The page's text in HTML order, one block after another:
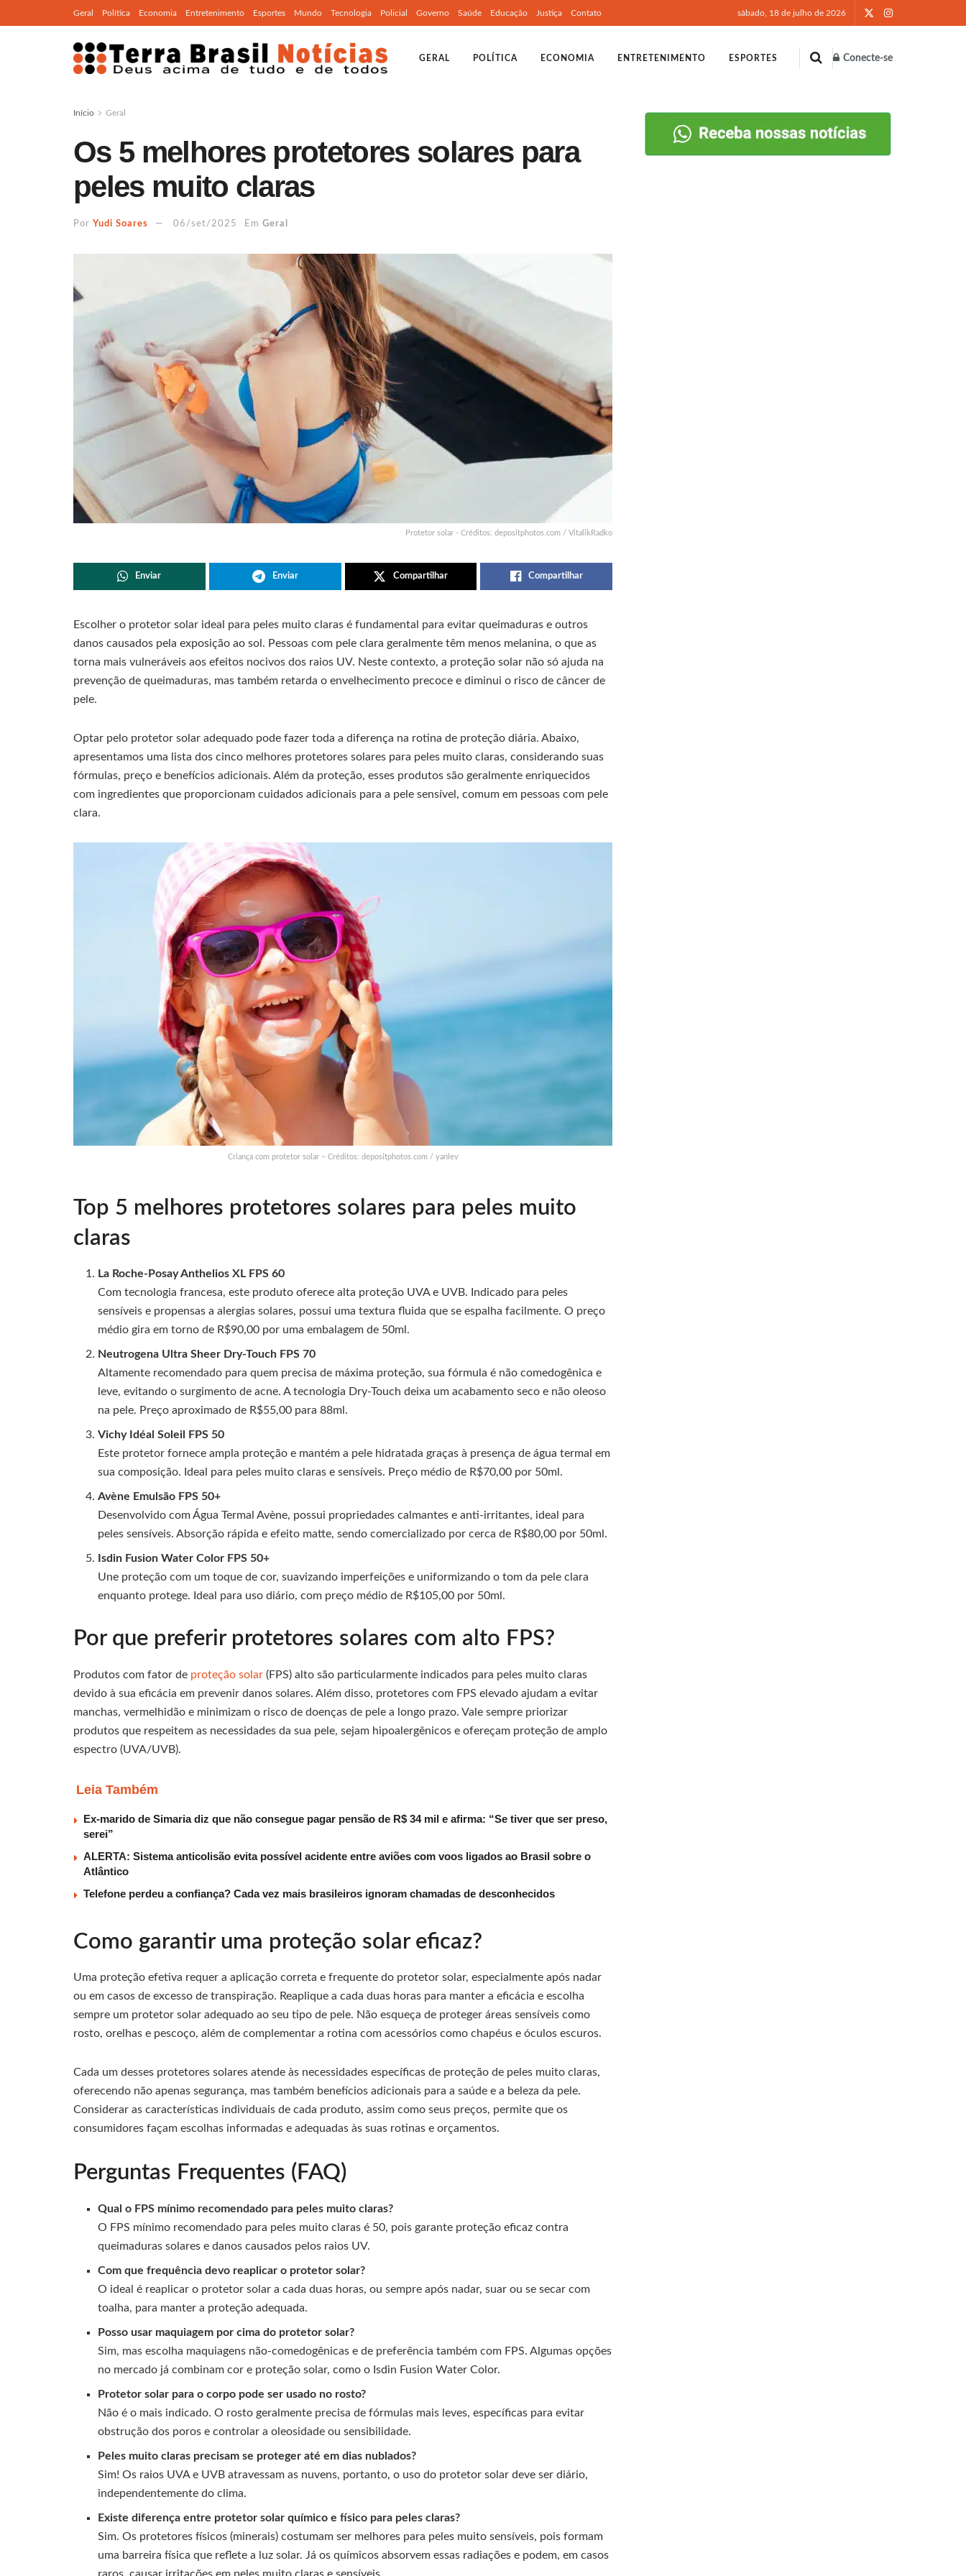
Geral Política Economia Entretenimento Esportes Mundo Tecnologia Policial Governo Saúde Educação Justiça Contato sábado, 18 de julho de 2026
GERAL POLÍTICA ECONOMIA ENTRETENIMENTO ESPORTES Conecte-se
Início Geral
Os 5 melhores protetores solares para
peles muito claras
Por Yudi Soares 06/set/2025 Em Geral
Protetor solar - Créditos: depositphotos.com / VitalikRadko
Enviar Enviar Compartilhar Compartilhar
Escolher o protetor solar ideal para peles muito claras é fundamental para evitar queimaduras e outros
danos causados pela exposição ao sol. Pessoas com pele clara geralmente têm menos melanina, o que as
torna mais vulneráveis aos efeitos nocivos dos raios UV. Neste contexto, a proteção solar não só ajuda na
prevenção de queimaduras, mas também retarda o envelhecimento precoce e diminui o risco de câncer de
pele.
Optar pelo protetor solar adequado pode fazer toda a diferença na rotina de proteção diária. Abaixo,
apresentamos uma lista dos cinco melhores protetores solares para peles muito claras, considerando suas
fórmulas, preço e benefícios adicionais. Além da proteção, esses produtos são geralmente enriquecidos
com ingredientes que proporcionam cuidados adicionais para a pele sensível, comum em pessoas com pele
clara.
Criança com protetor solar – Créditos: depositphotos.com / yanlev
Top 5 melhores protetores solares para peles muito
claras
La Roche-Posay Anthelios XL FPS 60
Com tecnologia francesa, este produto oferece alta proteção UVA e UVB. Indicado para peles
sensíveis e propensas a alergias solares, possui uma textura fluida que se espalha facilmente. O preço
médio gira em torno de R$90,00 por uma embalagem de 50ml.
Neutrogena Ultra Sheer Dry-Touch FPS 70
Altamente recomendado para quem precisa de máxima proteção, sua fórmula é não comedogênica e
leve, evitando o surgimento de acne. A tecnologia Dry-Touch deixa um acabamento seco e não oleoso
na pele. Preço aproximado de R$55,00 para 88ml.
Vichy Idéal Soleil FPS 50
Este protetor fornece ampla proteção e mantém a pele hidratada graças à presença de água termal em
sua composição. Ideal para peles muito claras e sensíveis. Preço médio de R$70,00 por 50ml.
Avène Emulsão FPS 50+
Desenvolvido com Água Termal Avène, possui propriedades calmantes e anti-irritantes, ideal para
peles sensíveis. Absorção rápida e efeito matte, sendo comercializado por cerca de R$80,00 por 50ml.
Isdin Fusion Water Color FPS 50+
Une proteção com um toque de cor, suavizando imperfeições e uniformizando o tom da pele clara
enquanto protege. Ideal para uso diário, com preço médio de R$105,00 por 50ml.
Por que preferir protetores solares com alto FPS?
Produtos com fator de proteção solar (FPS) alto são particularmente indicados para peles muito claras
devido à sua eficácia em prevenir danos solares. Além disso, protetores com FPS elevado ajudam a evitar
manchas, vermelhidão e minimizam o risco de doenças de pele a longo prazo. Vale sempre priorizar
produtos que respeitem as necessidades da sua pele, sejam hipoalergênicos e ofereçam proteção de amplo
espectro (UVA/UVB).
Leia Também
Ex-marido de Simaria diz que não consegue pagar pensão de R$ 34 mil e afirma: “Se tiver que ser preso,
serei”
ALERTA: Sistema anticolisão evita possível acidente entre aviões com voos ligados ao Brasil sobre o
Atlântico
Telefone perdeu a confiança? Cada vez mais brasileiros ignoram chamadas de desconhecidos
Como garantir uma proteção solar eficaz?
Uma proteção efetiva requer a aplicação correta e frequente do protetor solar, especialmente após nadar
ou em casos de excesso de transpiração. Reaplique a cada duas horas para manter a eficácia e escolha
sempre um protetor solar adequado ao seu tipo de pele. Não esqueça de proteger áreas sensíveis como
rosto, orelhas e pescoço, além de complementar a rotina com acessórios como chapéus e óculos escuros.
Cada um desses protetores solares atende às necessidades específicas de proteção de peles muito claras,
oferecendo não apenas segurança, mas também benefícios adicionais para a saúde e a beleza da pele.
Considerar as características individuais de cada produto, assim como seus preços, permite que os
consumidores façam escolhas informadas e adequadas às suas rotinas e orçamentos.
Perguntas Frequentes (FAQ)
Qual o FPS mínimo recomendado para peles muito claras?
O FPS mínimo recomendado para peles muito claras é 50, pois garante proteção eficaz contra
queimaduras solares e danos causados pelos raios UV.
Com que frequência devo reaplicar o protetor solar?
O ideal é reaplicar o protetor solar a cada duas horas, ou sempre após nadar, suar ou se secar com
toalha, para manter a proteção adequada.
Posso usar maquiagem por cima do protetor solar?
Sim, mas escolha maquiagens não-comedogênicas e de preferência também com FPS. Algumas opções
no mercado já combinam cor e proteção solar, como o Isdin Fusion Water Color.
Protetor solar para o corpo pode ser usado no rosto?
Não é o mais indicado. O rosto geralmente precisa de fórmulas mais leves, específicas para evitar
obstrução dos poros e controlar a oleosidade ou sensibilidade.
Peles muito claras precisam se proteger até em dias nublados?
Sim! Os raios UVA e UVB atravessam as nuvens, portanto, o uso do protetor solar deve ser diário,
independentemente do clima.
Existe diferença entre protetor solar químico e físico para peles claras?
Sim. Os protetores físicos (minerais) costumam ser melhores para peles muito sensíveis, pois formam
uma barreira física que reflete a luz solar. Já os químicos absorvem essas radiações e podem, em casos